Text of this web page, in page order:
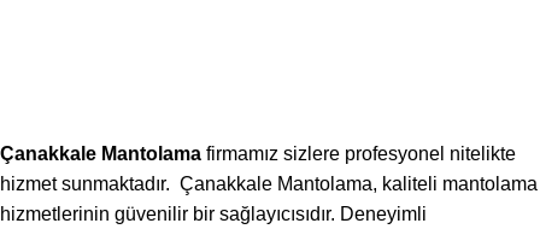
Çanakkale Mantolama firmamız sizlere profesyonel nitelikte
hizmet sunmaktadır. Çanakkale Mantolama, kaliteli mantolama
hizmetlerinin güvenilir bir sağlayıcısıdır. Deneyimli